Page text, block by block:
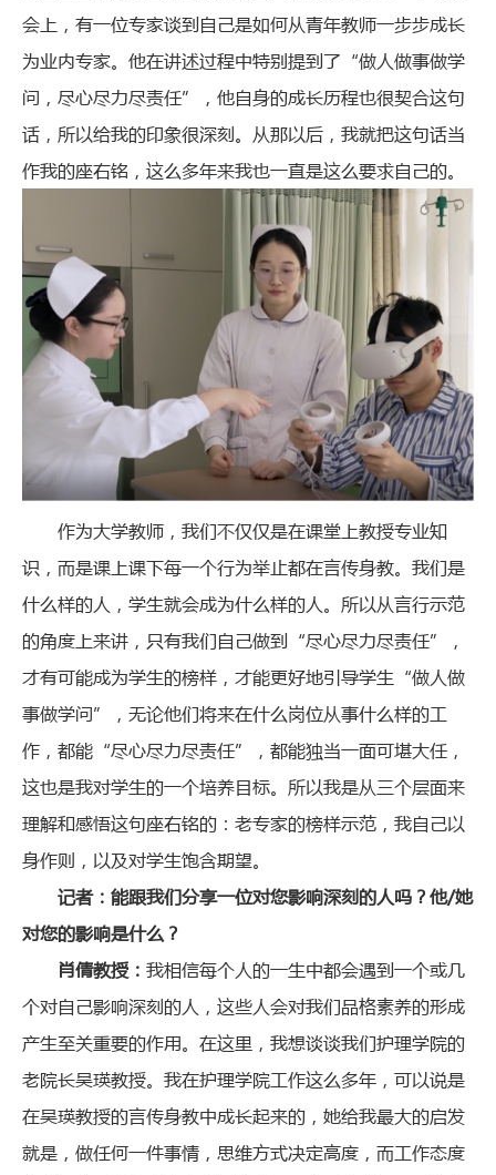
会上，有一位专家谈到自己是如何从青年教师一步步成长
为业内专家。他在讲述过程中特别提到了“做人做事做学
问，尽心尽力尽责任”，他自身的成长历程也很契合这句
话，所以给我的印象很深刻。从那以后，我就把这句话当
作我的座右铭，这么多年来我也一直是这么要求自己的。
作为大学教师，我们不仅仅是在课堂上教授专业知
识，而是课上课下每一个行为举止都在言传身教。我们是
什么样的人，学生就会成为什么样的人。所以从言行示范
的角度上来讲，只有我们自己做到“尽心尽力尽责任”，
才有可能成为学生的榜样，才能更好地引导学生“做人做
事做学问”，无论他们将来在什么岗位从事什么样的工
作，都能“尽心尽力尽责任”，都能独当一面可堪大任，
这也是我对学生的一个培养目标。所以我是从三个层面来
理解和感悟这句座右铭的：老专家的榜样示范，我自己以
身作则，以及对学生饱含期望。
记者：能跟我们分享一位对您影响深刻的人吗？他/她
对您的影响是什么？
肖倩教授： 我相信每个人的一生中都会遇到一个或几
个对自己影响深刻的人，这些人会对我们品格素养的形成
产生至关重要的作用。在这里，我想谈谈我们护理学院的
老院长吴瑛教授。我在护理学院工作这么多年，可以说是
在吴瑛教授的言传身教中成长起来的，她给我最大的启发
就是，做任何一件事情，思维方式决定高度，而工作态度